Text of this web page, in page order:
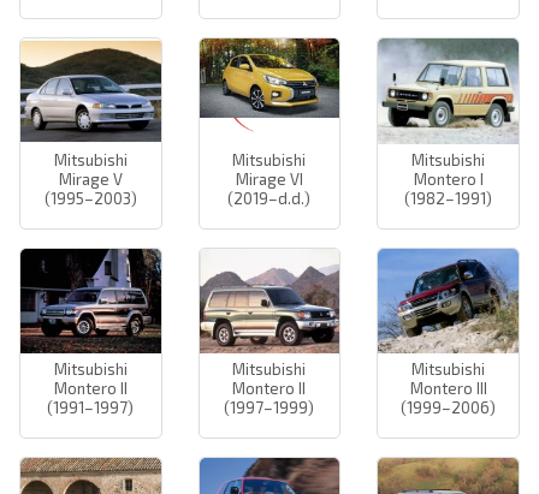
Mitsubishi
Mirage V
(1995–2003)
Mitsubishi
Mirage VI
(2019–d.d.)
Mitsubishi
Montero I
(1982–1991)
Mitsubishi
Montero II
(1991–1997)
Mitsubishi
Montero II
(1997–1999)
Mitsubishi
Montero III
(1999–2006)